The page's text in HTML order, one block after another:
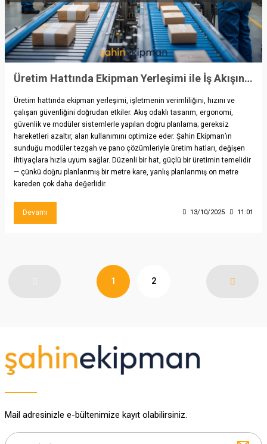
Üretim Hattında Ekipman Yerleşimi ile İş Akışını Optimize Etme
Üretim hattında ekipman yerleşimi, işletmenin verimliliğini, hızını ve
çalışan güvenliğini doğrudan etkiler. Akış odaklı tasarım, ergonomi,
güvenlik ve modüler sistemlerle yapılan doğru planlama; gereksiz
hareketleri azaltır, alan kullanımını optimize eder. Şahin Ekipman’ın
sunduğu modüler tezgah ve pano çözümleriyle üretim hatları, değişen
ihtiyaçlara hızla uyum sağlar. Düzenli bir hat, güçlü bir üretimin temelidir
— çünkü doğru planlanmış bir metre kare, yanlış planlanmış on metre
kareden çok daha değerlidir.
Devamı 13/10/2025 11:01
1 2
Mail adresinizle e-bültenimize kayıt olabilirsiniz.